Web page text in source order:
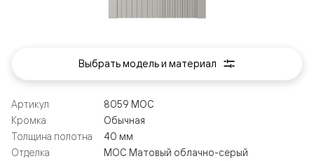
Артикул
8059 МОС
Кромка
Обычная
Толщина полотна
40 мм
Отделка
МОС Матовый облачно-серый
Выбрать модель и материал